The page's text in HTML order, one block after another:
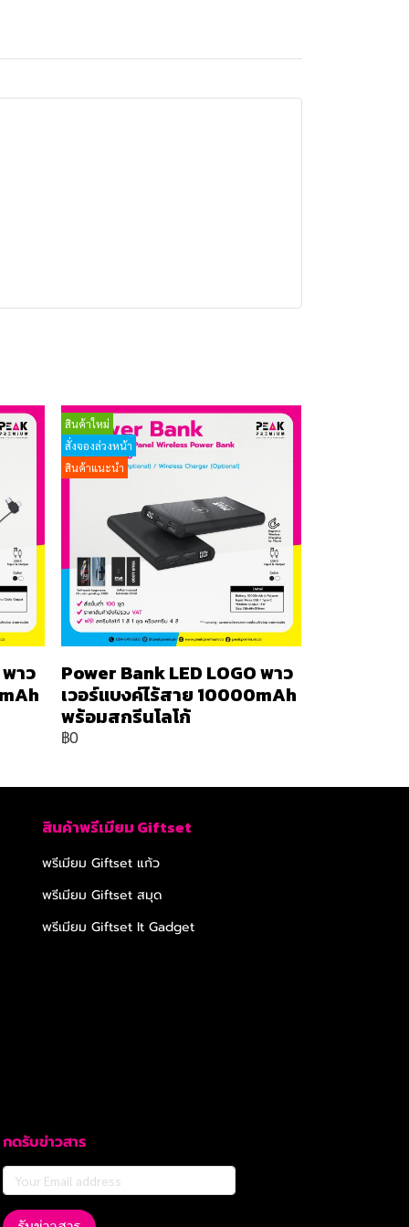
พาว
สินค้าใหม่
สั่งจองล่วงหน้า
สินค้าแนะนำ
Power Bank LED LOGO พาว
เวอร์แบงค์ไร้สาย 10000mAh
พร้อมสกรีนโลโก้
฿0
สินค้าพรีเมียม Giftset
พรีเมียม Giftset แก้ว
พรีเมียม Giftset สมุด
พรีเมียม Giftset It Gadget
กดรับข่าวสาร